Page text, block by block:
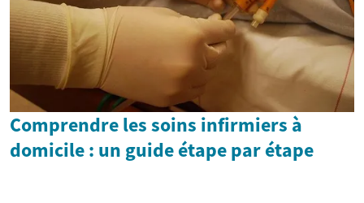
Comprendre les soins infirmiers à
domicile : un guide étape par étape